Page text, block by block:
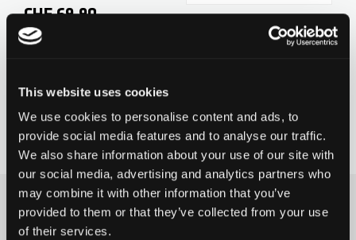
This website uses cookies
We use cookies to personalise content and ads, to
provide social media features and to analyse our traffic.
We also share information about your use of our site with
our social media, advertising and analytics partners who
may combine it with other information that you’ve
provided to them or that they’ve collected from your use
of their services.
M - 54-58cm - Black
CHF 69.90
0 Bewertungen bisher
Chilli Inmold Helmet -